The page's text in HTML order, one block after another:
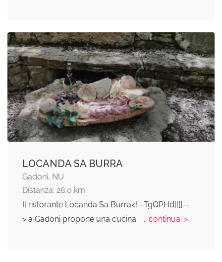
LOCANDA SA BURRA
Gadoni, NU
Distanza: 28,0 km
Il ristorante Locanda Sa Burra<!--TgQPHd||[]--
> a Gadoni propone una cucina
... continua: >